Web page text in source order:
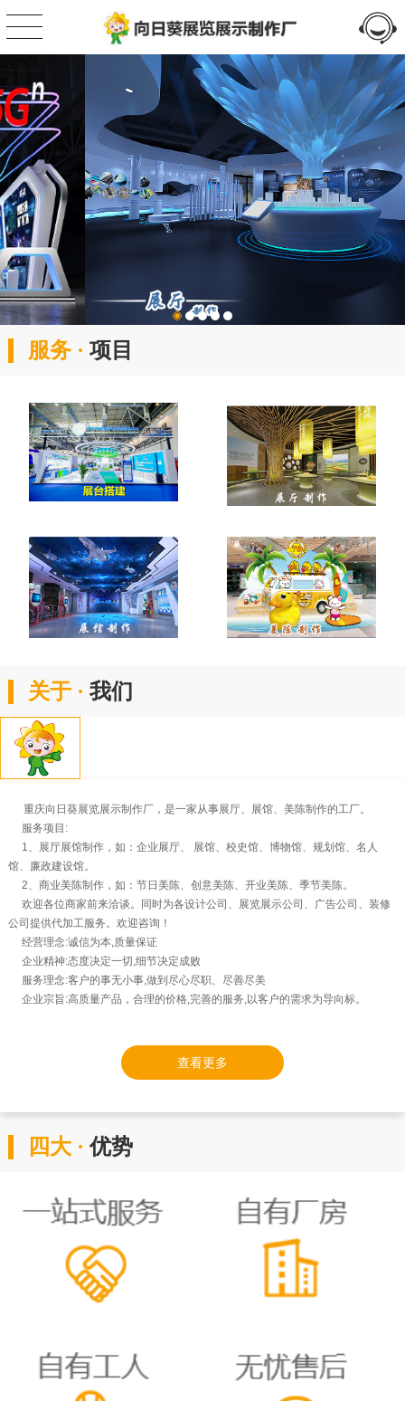
服务 ·项目
关于 ·我们
重庆向日葵展览展示制作厂，是一家从事展厅、展馆、美陈制作的工厂。
服务项目:
1、展厅展馆制作，如：企业展厅、 展馆、校史馆、博物馆、规划馆、名人
馆、廉政建设馆。
2、商业美陈制作，如：节日美陈、创意美陈、开业美陈、季节美陈。
欢迎各位商家前来洽谈。同时为各设计公司、展览展示公司、广告公司、装修
公司提供代加工服务。欢迎咨询！
经营理念:诚信为本,质量保证
企业精神:态度决定一切,细节决定成败
服务理念:客户的事无小事,做到尽心尽职、尽善尽美
企业宗旨:高质量产品，合理的价格,完善的服务,以客户的需求为导向标。
查看更多
四大 ·优势